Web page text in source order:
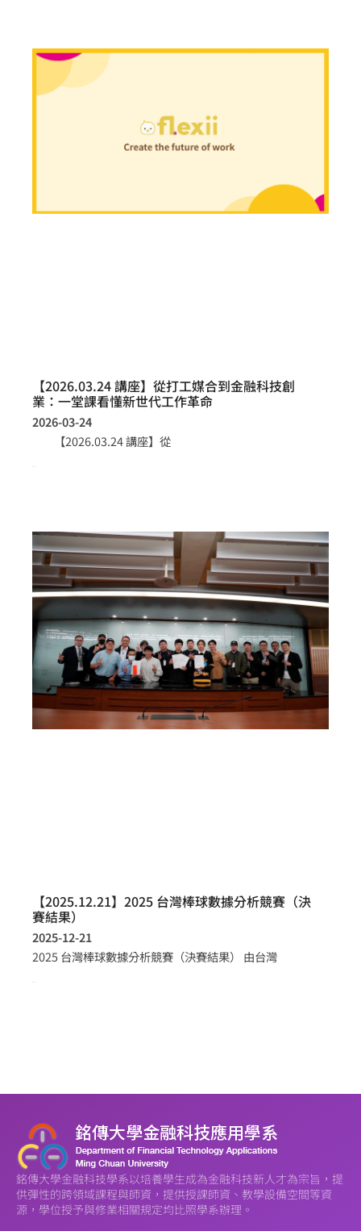
【2026.03.24 講座】從打工媒合到金融科技創
業：一堂課看懂新世代工作革命
2026-03-24
【2026.03.24 講座】從
【2025.12.21】2025 台灣棒球數據分析競賽（決
賽結果）
2025-12-21
2025 台灣棒球數據分析競賽（決賽結果） 由台灣
銘傳大學金融科技學系以培養學生成為金融科技新人才為宗旨，提
供彈性的跨領域課程與師資，提供授課師資、教學設備空間等資
源，學位授予與修業相關規定均比照學系辦理。